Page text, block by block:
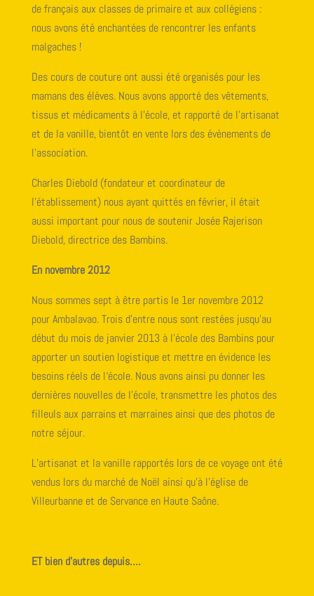
de français aux classes de primaire et aux collégiens :
nous avons été enchantées de rencontrer les enfants
malgaches !
Des cours de couture ont aussi été organisés pour les
mamans des élèves. Nous avons apporté des vêtements,
tissus et médicaments à l’école, et rapporté de l’artisanat
et de la vanille, bientôt en vente lors des évènements de
l’association.
Charles Diebold (fondateur et coordinateur de
l’établissement) nous ayant quittés en février, il était
aussi important pour nous de soutenir Josée Rajerison
Diebold, directrice des Bambins.
En novembre 2012
Nous sommes sept à être partis le 1er novembre 2012
pour Ambalavao. Trois d’entre nous sont restées jusqu’au
début du mois de janvier 2013 à l’école des Bambins pour
apporter un soutien logistique et mettre en évidence les
besoins réels de l‘école. Nous avons ainsi pu donner les
dernières nouvelles de l’école, transmettre les photos des
filleuls aux parrains et marraines ainsi que des photos de
notre séjour.
L’artisanat et la vanille rapportés lors de ce voyage ont été
vendus lors du marché de Noël ainsi qu’à l’église de
Villeurbanne et de Servance en Haute Saône.
ET bien d’autres depuis….